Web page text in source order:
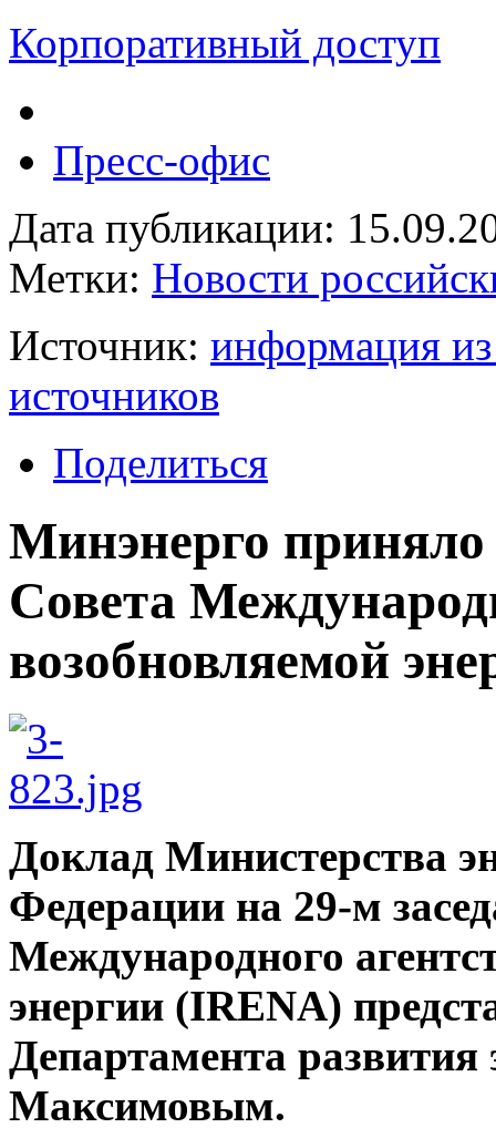
Корпоративный доступ
Пресс-офис
Дата публикации:
Метки: Новости
Источник: информация
источников
Поделиться
Минэнерго приняло
Совета
возобновляемой
Доклад Министерства
Федерации на 29-м
Международного
энергии (IRENA)
Департамента развития
Максимовым.